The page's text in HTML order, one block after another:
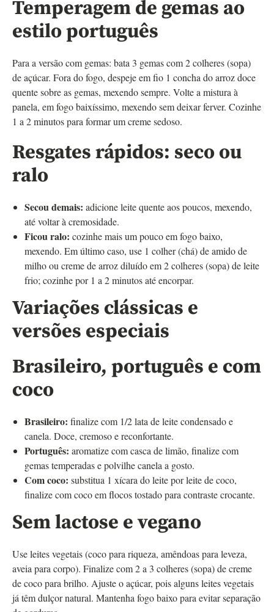
Temperagem de gemas ao
estilo português
Para a versão com gemas: bata 3 gemas com 2 colheres (sopa)
de açúcar. Fora do fogo, despeje em fio 1 concha do arroz doce
quente sobre as gemas, mexendo sempre. Volte a mistura à
panela, em fogo baixíssimo, mexendo sem deixar ferver. Cozinhe
1 a 2 minutos para formar um creme sedoso.
Resgates rápidos: seco ou
ralo
Secou demais: adicione leite quente aos poucos, mexendo,
até voltar à cremosidade.
Ficou ralo: cozinhe mais um pouco em fogo baixo,
mexendo. Em último caso, use 1 colher (chá) de amido de
milho ou creme de arroz diluído em 2 colheres (sopa) de leite
frio; cozinhe por 1 a 2 minutos até encorpar.
Variações clássicas e
versões especiais
Brasileiro, português e com
coco
Brasileiro: finalize com 1/2 lata de leite condensado e
canela. Doce, cremoso e reconfortante.
Português: aromatize com casca de limão, finalize com
gemas temperadas e polvilhe canela a gosto.
Com coco: substitua 1 xícara do leite por leite de coco,
finalize com coco em flocos tostado para contraste crocante.
Sem lactose e vegano
Use leites vegetais (coco para riqueza, amêndoas para leveza,
aveia para corpo). Finalize com 2 a 3 colheres (sopa) de creme
de coco para brilho. Ajuste o açúcar, pois alguns leites vegetais
já têm dulçor natural. Mantenha fogo baixo para evitar separação